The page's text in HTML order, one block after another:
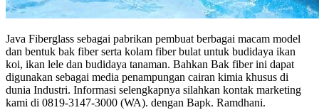
Java Fiberglass sebagai pabrikan pembuat berbagai macam model
dan bentuk bak fiber serta kolam fiber bulat untuk budidaya ikan
koi, ikan lele dan budidaya tanaman. Bahkan Bak fiber ini dapat
digunakan sebagai media penampungan cairan kimia khusus di
dunia Industri. Informasi selengkapnya silahkan kontak marketing
kami di 0819-3147-3000 (WA). dengan Bapk. Ramdhani.